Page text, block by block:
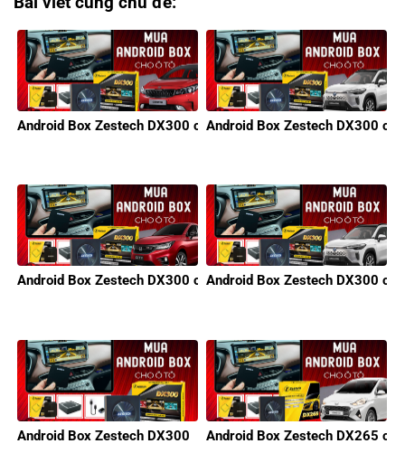
Android Box Zestech DX300 cho xe KIAAndroid Box Zestech DX300
Android Box Zestech DX300 cho xe HondaAndroid Box Zestech DX300
Android Box Zestech DX300 Android Box Zestech DX265